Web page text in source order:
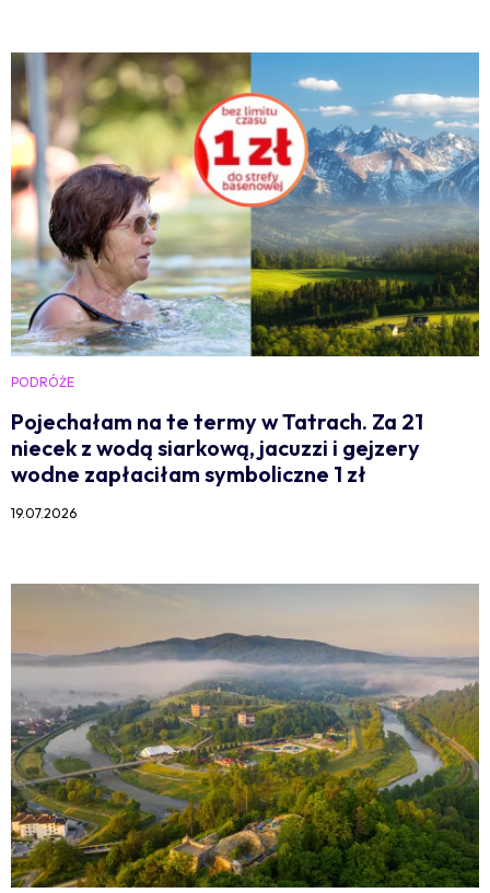
PODRÓŻE
Pojechałam na te termy w Tatrach. Za 21
niecek z wodą siarkową, jacuzzi i gejzery
wodne zapłaciłam symboliczne 1 zł
19.07.2026